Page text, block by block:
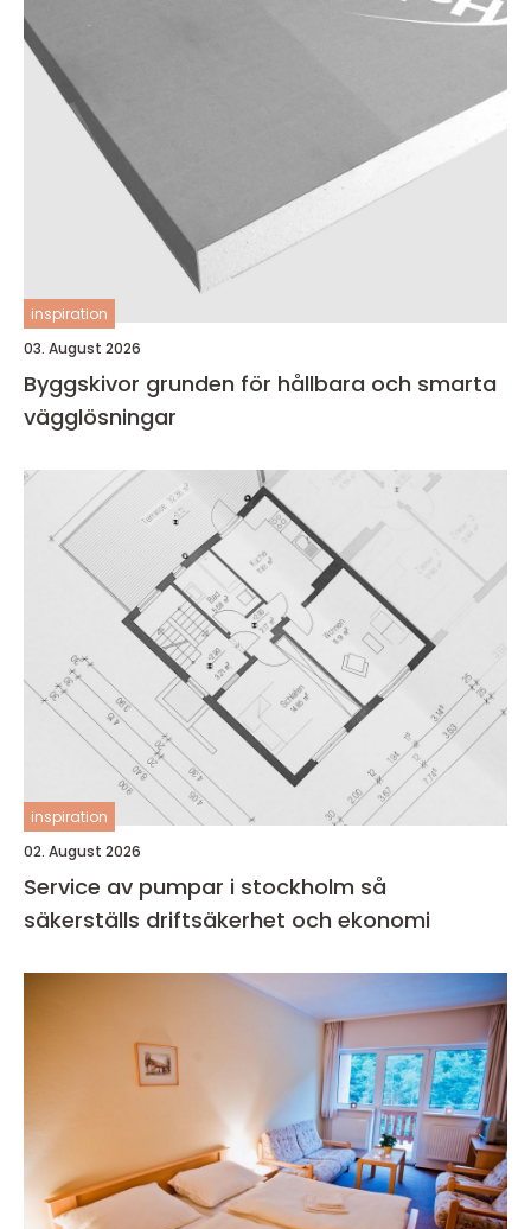
inspiration
03. August 2026
Byggskivor grunden för hållbara och smarta
vägglösningar
inspiration
02. August 2026
Service av pumpar i stockholm så
säkerställs driftsäkerhet och ekonomi